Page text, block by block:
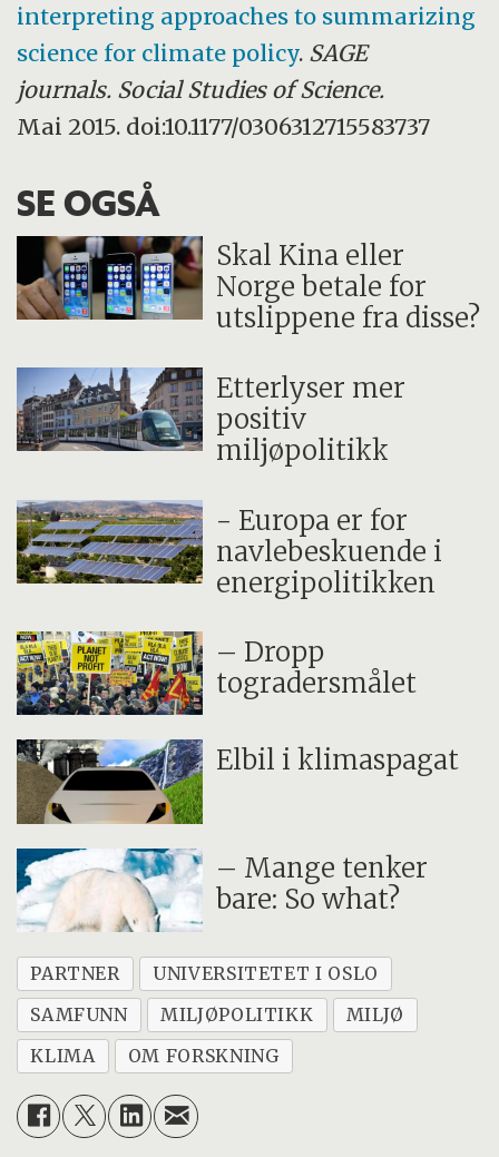
interpreting approaches to summarizing
science for climate policy. SAGE
journals. Social Studies of Science.
Mai 2015. doi:10.1177/0306312715583737
SE OGSÅ
Skal Kina eller
Norge betale for
utslippene fra disse?
Etterlyser mer
positiv
miljøpolitikk
- Europa er for
navlebeskuende i
energipolitikken
– Dropp
togradersmålet
Elbil i klimaspagat
– Mange tenker
bare: So what?
PARTNER
UNIVERSITETET I OSLO
SAMFUNN
MILJØPOLITIKK
MILJØ
KLIMA
OM FORSKNING